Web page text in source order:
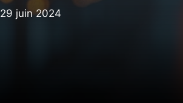
29 juin 2024